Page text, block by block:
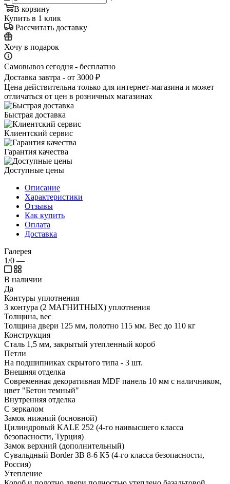
В корзину
Купить в 1 клик
Рассчитать доставку
Хочу в подарок
Самовывоз сегодня - бесплатно
Доставка завтра - от 3000 ₽
Цена действительна только для интернет-магазина и может
отличаться от цен в розничных магазинах
Быстрая доставка
Клиентский сервис
Гарантия качества
Доступные цены
Описание
Характеристики
Отзывы
Как купить
Оплата
Доставка
Галерея
1/0 —
В наличии
Да
Контуры уплотнения
3 контура (2 МАГНИТНЫХ) уплотнения
Толщина, вес
Толщина двери 125 мм, полотно 115 мм. Вес до 110 кг
Конструкция
Сталь 1,5 мм, закрытый утепленный короб
Петли
На подшипниках скрытого типа - 3 шт.
Внешняя отделка
Современная декоративная MDF панель 10 мм с наличником,
цвет "Бетон темный"
Внутренняя отделка
С зеркалом
Замок нижний (основной)
Цилиндровый KALE 252 (4-го наивысшего класса
безопасности, Турция)
Замок верхний (дополнительный)
Сувальдный Border ЗВ 8-6 К5 (4-го класса безопасности,
Россия)
Утепление